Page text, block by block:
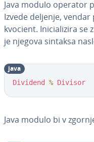
Java modulo operator
Izvede deljenje,
kvocient. Ini­ci­a­li­zi­ra se
je njegova sintaksa
Dividend % Divisor
java
Java modulo bi v